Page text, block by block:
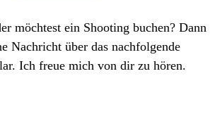
möchtest ein Shooting buchen? Dann
Nachricht über das nachfolgende
Ich freue mich von dir zu hören.